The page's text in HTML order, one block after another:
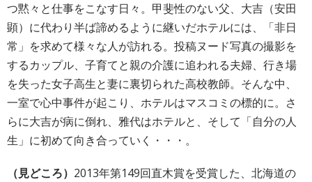
つ黙々と仕事をこなす日々。甲斐性のない父、大吉（安田
顕）に代わり半ば諦めるように継いだホテルには、「非日
常」を求めて様々な人が訪れる。投稿ヌード写真の撮影を
するカップル、子育てと親の介護に追われる夫婦、行き場
を失った女子高生と妻に裏切られた高校教師。そんな中、
一室で心中事件が起こり、ホテルはマスコミの標的に。さ
らに大吉が病に倒れ、雅代はホテルと、そして「自分の人
生」に初めて向き合っていく・・・。
（見どころ） 2013年第149回直木賞を受賞した、北海道の